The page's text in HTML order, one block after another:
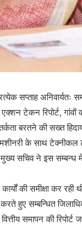
सप्ताह अनिवार्यतः
टेकन रिपोर्ट, गांवों
बरतने की सख्त
मशीनरी के साथ
सचिव ने इस सम्बन्ध
की समीक्षा कर
हुए सम्बन्धित
समापन की